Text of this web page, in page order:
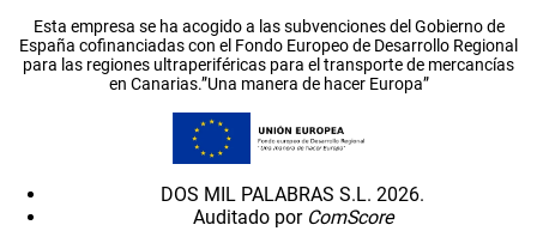
Esta empresa se ha acogido a las subvenciones del Gobierno de
España cofinanciadas con el Fondo Europeo de Desarrollo Regional
para las regiones ultraperiféricas para el transporte de mercancías
en Canarias.”Una manera de hacer Europa”
DOS MIL PALABRAS S.L. 2026.
Auditado por ComScore